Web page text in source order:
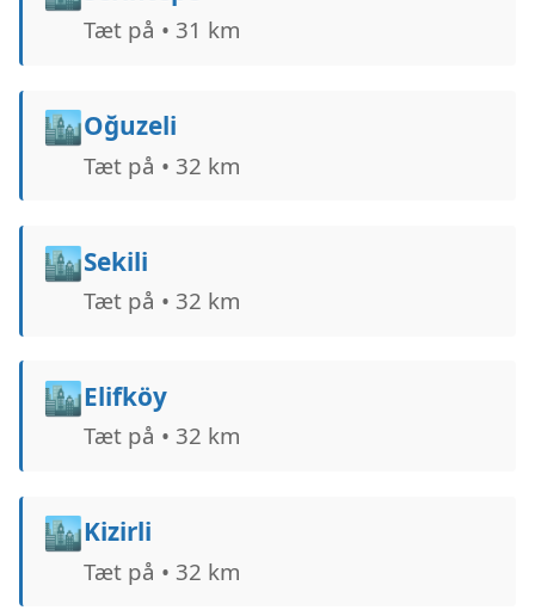
Tæt på • 31 km
🏙️Oğuzeli
Tæt på • 32 km
🏙️Sekili
Tæt på • 32 km
🏙️Elifköy
Tæt på • 32 km
🏙️Kizirli
Tæt på • 32 km